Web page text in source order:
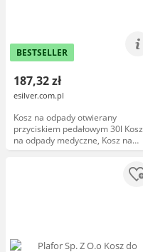
BESTSELLER
187,32 zł
esilver.com.pl
Kosz na odpady otwierany
przyciskiem pedałowym 30l Kosz
na odpady medyczne, Kosz na
śmieci pedałowy 30l